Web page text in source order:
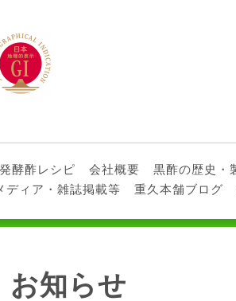
酵酢レシピ 会社概要 黒酢の歴史・
ディア・雑誌掲載等 重久本舗ブログ
お知らせ